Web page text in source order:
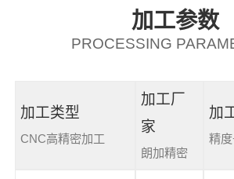
加工参数
PROCESSING
加工类型
CNC高精密加工
加工厂
家
朗加精密
加
精